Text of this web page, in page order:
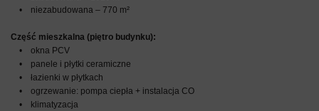
• niezabudowana – 770 m²
Część mieszkalna (piętro budynku):
• okna PCV
• panele i płytki ceramiczne
• łazienki w płytkach
• ogrzewanie: pompa ciepła + instalacja CO
• klimatyzacja